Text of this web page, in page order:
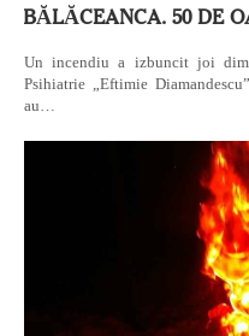
BĂLĂCEANCA. 50 DE
Un incendiu a izbuncit joi
Psihiatrie „Eftimie
au…